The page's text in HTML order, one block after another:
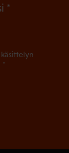
(Pakollinen)
*